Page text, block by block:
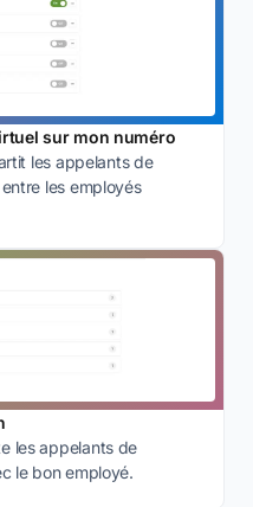
sur mon numéro
les appelants de
les employés
les appelants de
le bon employé.